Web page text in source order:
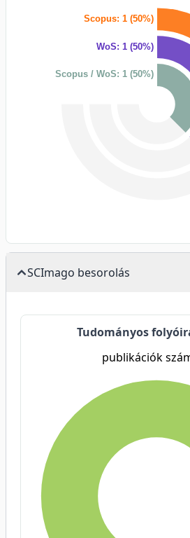
Scopus: 1 (50%)
WoS: 1 (50%)
Scopus / WoS: 1 (50%)
SCImago besorolás
Tudományos
publikációk